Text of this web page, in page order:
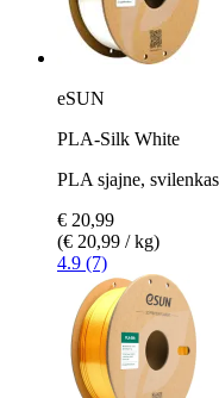
eSUN
PLA-Silk White
PLA sjajne,
€ 20,99
(€ 20,99 / kg)
4.9 (7)